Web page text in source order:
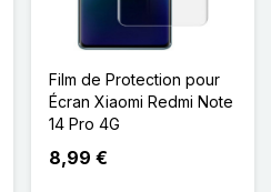
Film de Protection pour
Écran Xiaomi Redmi Note
14 Pro 4G
8,99 €